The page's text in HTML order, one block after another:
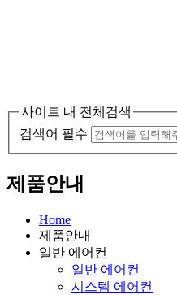
사이트 내 전체검색
검색어 필수
제품안내
Home
제품안내
일반 에어컨
일반 에어컨
시스템 에어컨